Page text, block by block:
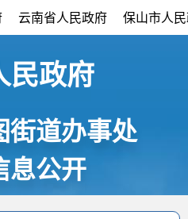
云南省人民政府 保山市人
民政府
街道办事处
息公开